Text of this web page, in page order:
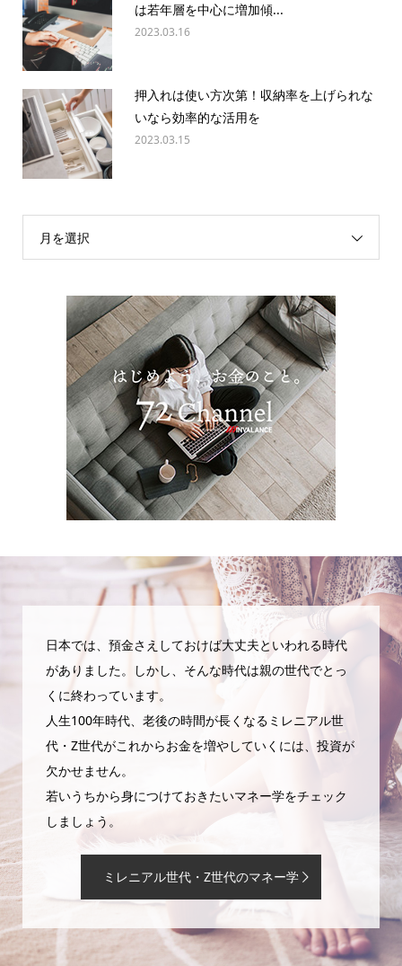
は若年層を中心に増加傾...
2023.03.16
押入れは使い方次第！収納率を上げられな
いなら効率的な活用を
2023.03.15
月を選択
日本では、預金さえしておけば大丈夫といわれる時代
がありました。しかし、そんな時代は親の世代でとっ
くに終わっています。
人生100年時代、老後の時間が長くなるミレニアル世
代・Z世代がこれからお金を増やしていくには、投資が
欠かせません。
若いうちから身につけておきたいマネー学をチェック
しましょう。
ミレニアル世代・Z世代のマネー学